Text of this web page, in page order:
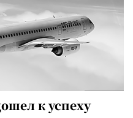
к успеху